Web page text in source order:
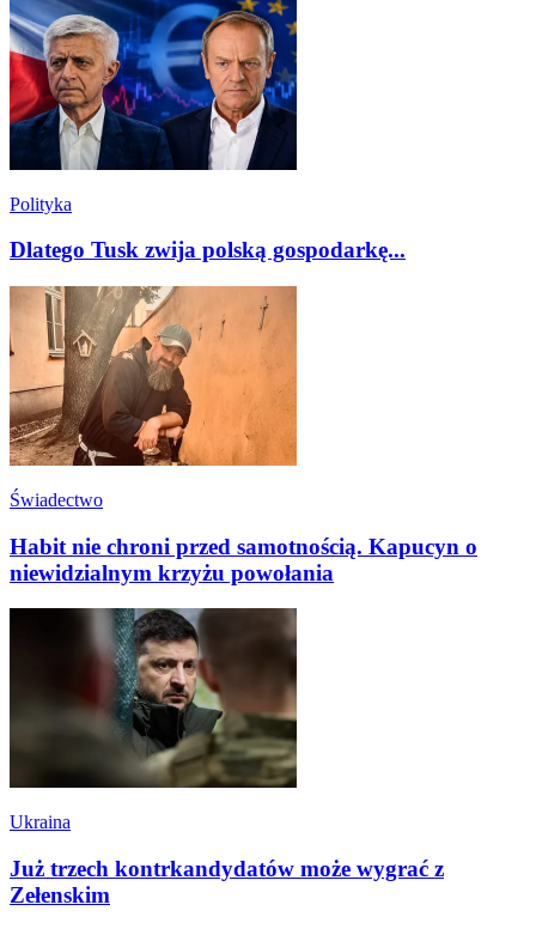
Polityka
Dlatego Tusk zwija polską gospodarkę...
Świadectwo
Habit nie chroni przed samotnością. Kapucyn o
niewidzialnym krzyżu powołania
Ukraina
Już trzech kontrkandydatów może wygrać z
Zełenskim